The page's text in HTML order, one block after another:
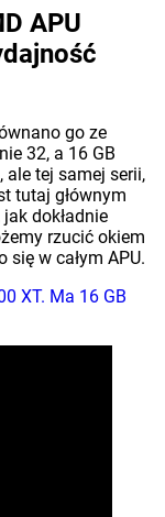
APU
go ze
32, a 16 GB
ale tej samej serii,
tutaj głównym
dokładnie
rzucić okiem
się w całym APU.
XT. Ma 16 GB